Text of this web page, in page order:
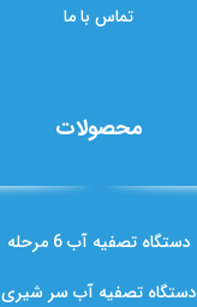
تماس با ما
محصولات
دستگاه تصفیه آب 6 مرحله
دستگاه تصفیه آب سر شیری